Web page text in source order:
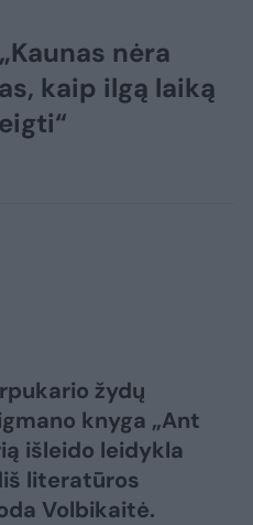
nėra
kaip ilgą laiką
žydų
knyga „Ant
išleido leidykla
literatūros
Volbikaitė.